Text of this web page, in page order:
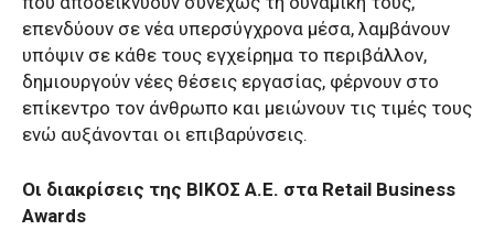
επενδύουν σε νέα υπερσύγχρονα μέσα, λαμβάνουν
υπόψιν σε κάθε τους εγχείρημα το περιβάλλον,
δημιουργούν νέες θέσεις εργασίας, φέρνουν στο
επίκεντρο τον άνθρωπο και μειώνουν τις τιμές τους
ενώ αυξάνονται οι επιβαρύνσεις.
Οι διακρίσεις της ΒΙΚΟΣ Α.Ε. στα Retail Business
Awards